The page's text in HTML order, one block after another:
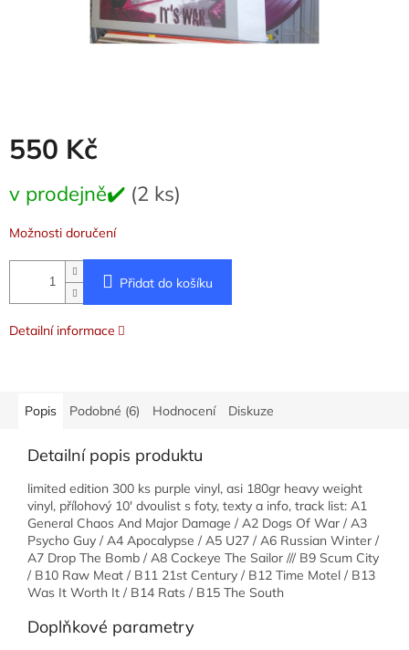
550 Kč
cena:
v prodejně✔️ (2 ks)
Možnosti doručení
Přidat do košíku
Detailní informace
Popis Podobné (6) Hodnocení Diskuze
Detailní popis produktu
limited edition 300 ks purple vinyl, asi 180gr heavy weight
vinyl, přílohový 10' dvoulist s foty, texty a info, track list: A1
General Chaos And Major Damage / A2 Dogs Of War / A3
Psycho Guy / A4 Apocalypse / A5 U27 / A6 Russian Winter /
A7 Drop The Bomb / A8 Cockeye The Sailor /// B9 Scum City
/ B10 Raw Meat / B11 21st Century / B12 Time Motel / B13
Was It Worth It / B14 Rats / B15 The South
Doplňkové parametry